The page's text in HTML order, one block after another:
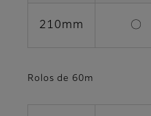
210mm 〇
Rolos de 60m